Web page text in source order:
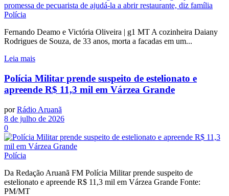
Polícia
Fernando Deamo e Victória Oliveira | g1 MT A cozinheira Daiany
Rodrigues de Souza, de 33 anos, morta a facadas em um...
Leia mais
Polícia Militar prende suspeito de estelionato e
apreende R$ 11,3 mil em Várzea Grande
por Rádio Aruanã
8 de julho de 2026
0
Polícia
Da Redação Aruanã FM Polícia Militar prende suspeito de
estelionato e apreende R$ 11,3 mil em Várzea Grande Fonte:
PM/MT